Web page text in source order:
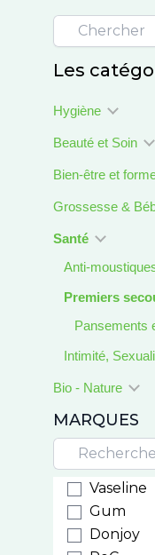
Les
Hygiène
Beauté et Soin
Bien-être et
Grossesse &
Santé
Anti-
Premiers
Pansements
Intimité,
Bio - Nature
MARQUES
Vaseline
Gum
Donjoy